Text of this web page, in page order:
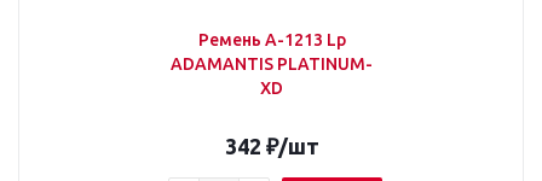
Ремень А-1213 Lp
ADAMANTIS PLATINUM-
XD
342 ₽/шт